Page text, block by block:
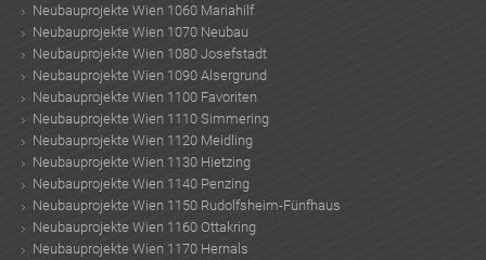
Neubauprojekte Wien 1060 Mariahilf
Neubauprojekte Wien 1070 Neubau
Neubauprojekte Wien 1080 Josefstadt
Neubauprojekte Wien 1090 Alsergrund
Neubauprojekte Wien 1100 Favoriten
Neubauprojekte Wien 1110 Simmering
Neubauprojekte Wien 1120 Meidling
Neubauprojekte Wien 1130 Hietzing
Neubauprojekte Wien 1140 Penzing
Neubauprojekte Wien 1150 Rudolfsheim-Fünfhaus
Neubauprojekte Wien 1160 Ottakring
Neubauprojekte Wien 1170 Hernals